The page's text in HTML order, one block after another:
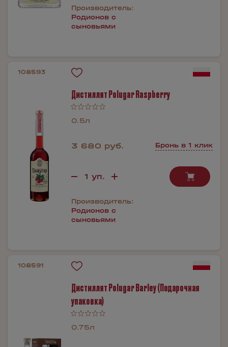
Производитель:
Родионов с
сыновьями
108593
Дистиллят Polugar Raspberry
0.5л
3 680 руб. Бронь в 1 клик
Производитель:
Родионов с
сыновьями
108591
Дистиллят Polugar Barley (Подарочная
упаковка)
0.75л